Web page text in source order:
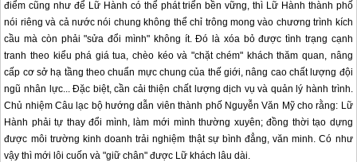
điểm cũng như để Lữ Hành có thể phát triển bền vững, thì Lữ Hành thành phố
nói riêng và cả nước nói chung không thể chỉ trông mong vào chương trình kích
cầu mà còn phải "sửa đổi mình" không ít. Ðó là xóa bỏ được tình trạng cạnh
tranh theo kiểu phá giá tua, chèo kéo và "chặt chém" khách thăm quan, nâng
cấp cơ sở hạ tầng theo chuẩn mực chung của thế giới, nâng cao chất lượng đội
ngũ nhân lực... Ðặc biệt, cần cải thiện chất lượng dịch vụ và quản lý hành trình.
Chủ nhiệm Câu lạc bộ hướng dẫn viên thành phố Nguyễn Văn Mỹ cho rằng: Lữ
Hành phải tự thay đổi mình, làm mới mình thường xuyên; đồng thời tạo dựng
được môi trường kinh doanh trải nghiệm thật sự bình đẳng, văn minh. Có như
vậy thì mới lôi cuốn và "giữ chân" được Lữ khách lâu dài.